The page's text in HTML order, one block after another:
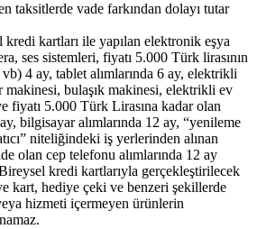
taksitlerde vade farkından dolayı tutar
kredi kartları ile yapılan elektronik eşya
ses sistemleri, fiyatı 5.000 Türk lirasının
4 ay, tablet alımlarında 6 ay, elektrikli
makinesi, bulaşık makinesi, elektrikli ev
fiyatı 5.000 Türk Lirasına kadar olan
bilgisayar alımlarında 12 ay, “yenileme
niteliğindeki iş yerlerinden alınan
olan cep telefonu alımlarında 12 ay
kredi kartlarıyla gerçekleştirilecek
kart, hediye çeki ve benzeri şekillerde
hizmeti içermeyen ürünlerin